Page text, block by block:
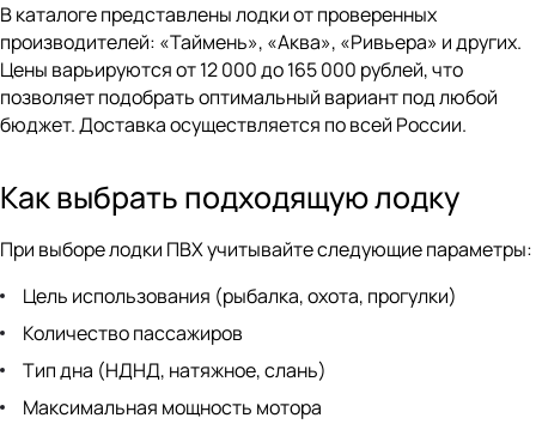
В каталоге представлены лодки от проверенных
производителей: «Таймень», «Аква», «Ривьера» и других.
Цены варьируются от 12 000 до 165 000 рублей, что
позволяет подобрать оптимальный вариант под любой
бюджет. Доставка осуществляется по всей России.
Как выбрать подходящую лодку
При выборе лодки ПВХ учитывайте следующие параметры:
Цель использования (рыбалка, охота, прогулки)
Количество пассажиров
Тип дна (НДНД, натяжное, слань)
Максимальная мощность мотора